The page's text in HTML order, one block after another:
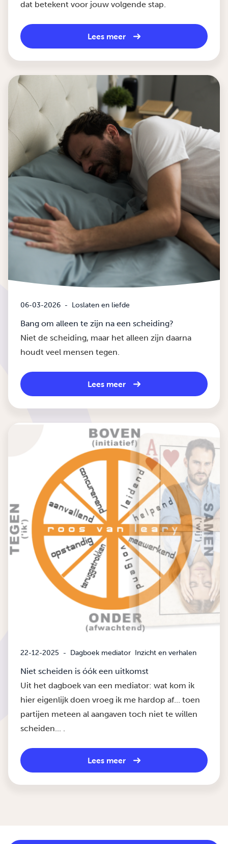
dat betekent voor jouw volgende stap.
Lees meer
06-03-2026 - Loslaten en liefde
Bang om alleen te zijn na een scheiding?
Niet de scheiding, maar het alleen zijn daarna
houdt veel mensen tegen.
Lees meer
22-12-2025 - Dagboek mediator Inzicht en verhalen
Niet scheiden is óók een uitkomst
Uit het dagboek van een mediator: wat kom ik
hier eigenlijk doen vroeg ik me hardop af... toen
partijen meteen al aangaven toch niet te willen
scheiden... .
Lees meer